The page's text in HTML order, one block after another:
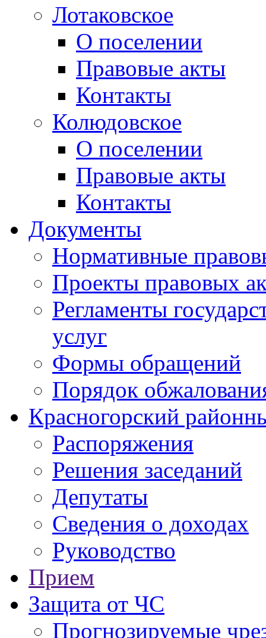
Лотаковское
О поселении
Правовые акты
Контакты
Колюдовское
О поселении
Правовые акты
Контакты
Документы
Нормативные
Проекты правовых
Регламенты
услуг
Формы обращений
Порядок
Красногорский
Распоряжения
Решения заседаний
Депутаты
Сведения о доходах
Руководство
Прием
Защита от ЧС
Прогнозируемые